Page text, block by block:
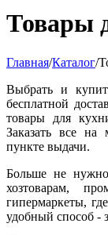
Товары
Главная/Каталог/
Выбрать и
бесплатной
товары для
Заказать все на
пункте выдачи.
Больше не нужно
хозтоварам,
гипермаркеты,
удобный способ -